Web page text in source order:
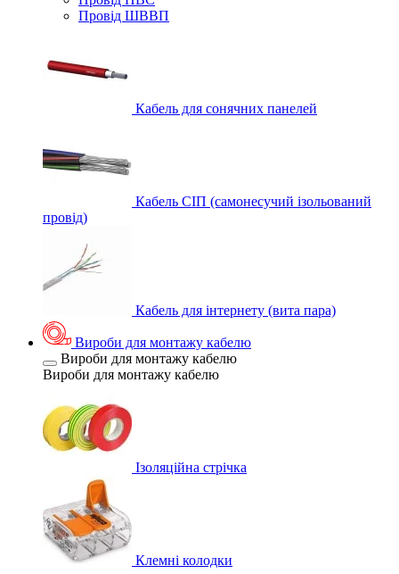
Провід ШВВП
Кабель для сонячних панелей
Кабель СІП (самонесучий ізольований
провід)
Кабель для інтернету (вита пара)
Вироби для монтажу кабелю
Вироби для монтажу кабелю
Вироби для монтажу кабелю
Ізоляційна стрічка
Клемні колодки